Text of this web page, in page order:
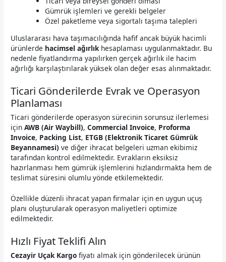
Gümrük işlemleri ve gerekli belgeler
Özel paketleme veya sigortalı taşıma talepleri
Uluslararası hava taşımacılığında hafif ancak büyük hacimli
ürünlerde hacimsel ağırlık hesaplaması uygulanmaktadır. Bu
nedenle fiyatlandırma yapılırken gerçek ağırlık ile hacim
ağırlığı karşılaştırılarak yüksek olan değer esas alınmaktadır.
Ticari Gönderilerde Evrak ve Operasyon
Planlaması
Ticari gönderilerde operasyon sürecinin sorunsuz ilerlemesi
içinAWB (Air Waybill),Commercial Invoice, Proforma
Invoice, Packing List, ETGB (Elektronik Ticaret Gümrük
Beyannamesi) ve diğer ihracat belgeleri uzman ekibimiz
tarafından kontrol edilmektedir. Evrakların eksiksiz
hazırlanması hem gümrük işlemlerini hızlandırmakta hem de
teslimat süresini olumlu yönde etkilemektedir.
Özellikle düzenli ihracat yapan firmalar için en uygun uçuş
planı oluşturularak operasyon maliyetleri optimize
edilmektedir.
Hızlı Fiyat Teklifi Alın
Cezayir Uçak Kargo fiyatı almak için gönderilecek ürünün